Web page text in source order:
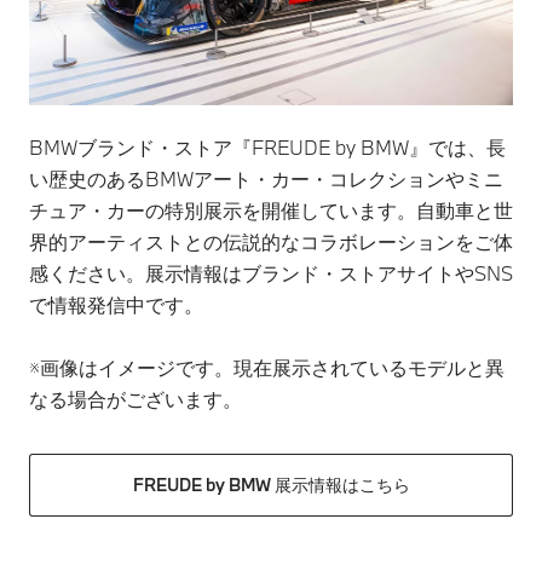
BMWブランド・ストア『FREUDE by BMW』では、長
い歴史のあるBMWアート・カー・コレクションやミニ
チュア・カーの特別展示を開催しています。自動車と世
界的アーティストとの伝説的なコラボレーションをご体
感ください。展示情報はブランド・ストアサイトやSNS
で情報発信中です。
※画像はイメージです。現在展示されているモデルと異
なる場合がございます。
FREUDE by BMW 展示情報はこちら